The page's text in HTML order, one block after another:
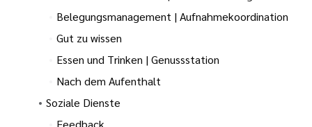
Belegungsmanagement | Aufnahmekoordination
Gut zu wissen
Essen und Trinken | Genussstation
Nach dem Aufenthalt
Soziale Dienste
Feedback